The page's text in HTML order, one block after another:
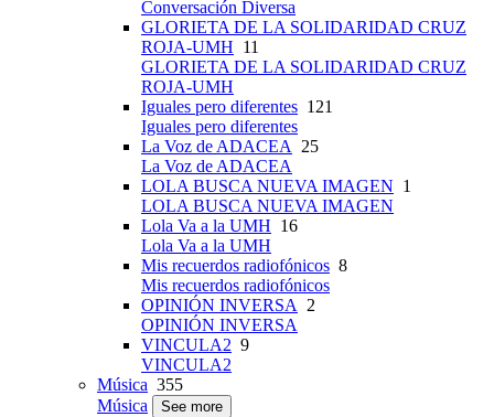
Conversación Diversa
GLORIETA DE LA SOLIDARIDAD CRUZ
ROJA-UMH 11
GLORIETA DE LA SOLIDARIDAD CRUZ
ROJA-UMH
Iguales pero diferentes 121
Iguales pero diferentes
La Voz de ADACEA 25
La Voz de ADACEA
LOLA BUSCA NUEVA IMAGEN 1
LOLA BUSCA NUEVA IMAGEN
Lola Va a la UMH 16
Lola Va a la UMH
Mis recuerdos radiofónicos 8
Mis recuerdos radiofónicos
OPINIÓN INVERSA 2
OPINIÓN INVERSA
VINCULA2 9
VINCULA2
Música 355
Música
See more